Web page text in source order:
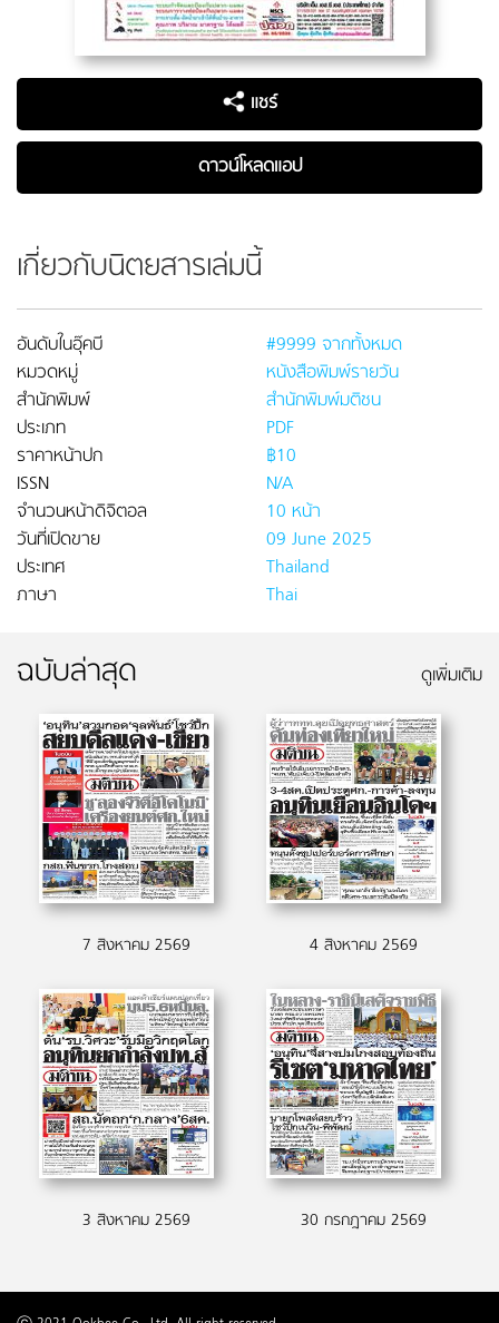
แชร์
ดาวน์โหลดแอป
เกี่ยวกับนิตยสารเล่มนี้
อันดับในอุ๊คบี
#9999 จากทั้งหมด
หมวดหมู่
หนังสือพิมพ์รายวัน
สำนักพิมพ์
สำนักพิมพ์มติชน
ประเภท
PDF
ราคาหน้าปก
฿10
ISSN
N/A
จำนวนหน้าดิจิตอล
10 หน้า
วันที่เปิดขาย
09 June 2025
ประเทศ
Thailand
ภาษา
Thai
ฉบับล่าสุด ดูเพิ่มเติม
7 สิงหาคม 2569 4 สิงหาคม 2569
3 สิงหาคม 2569 30 กรกฎาคม 2569